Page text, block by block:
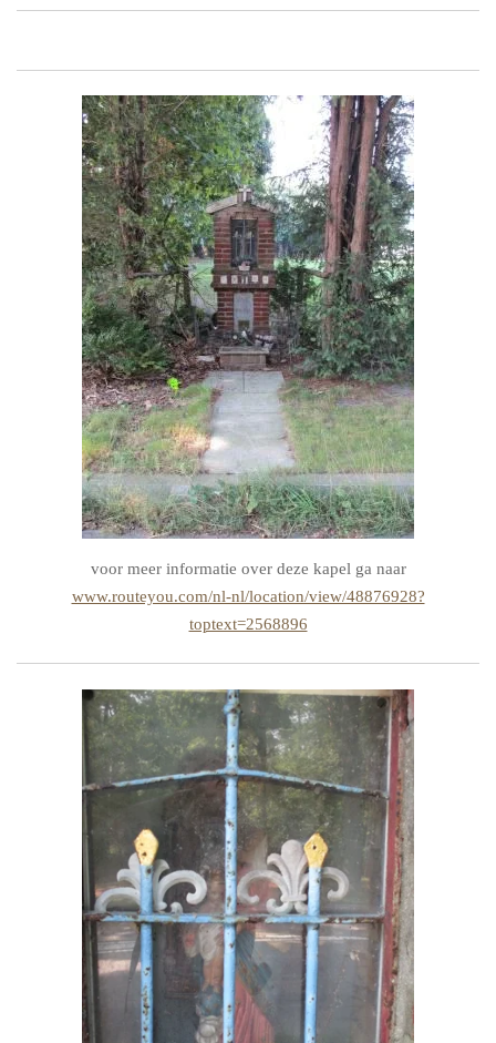
voor meer informatie over deze kapel ga naar
www.routeyou.com/nl-nl/location/view/48876928?
toptext=2568896